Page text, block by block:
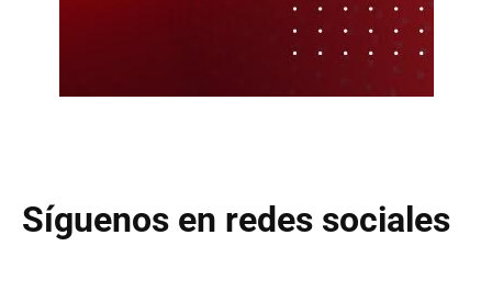
Síguenos en redes sociales